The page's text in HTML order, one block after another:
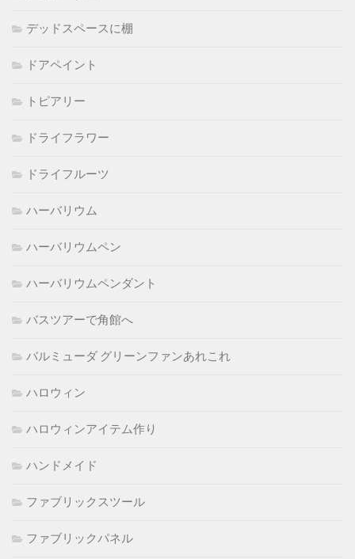
デッドスペースに棚
ドアペイント
トピアリー
ドライフラワー
ドライフルーツ
ハーバリウム
ハーバリウムペン
ハーバリウムペンダント
バスツアーで角館へ
バルミューダ グリーンファンあれこれ
ハロウィン
ハロウィンアイテム作り
ハンドメイド
ファブリックスツール
ファブリックパネル